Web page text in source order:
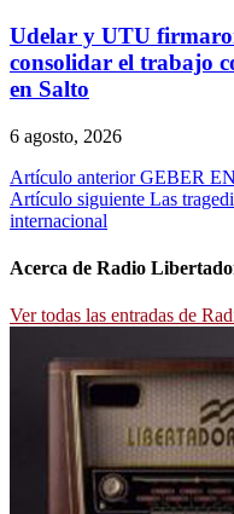
Udelar y UTU
consolidar el trabajo
en Salto
6 agosto, 2026
Navegación
de
Artículo anterior GEBER
Artículo siguiente Las
internacional
Acerca de Radio
Ver todas las entradas de